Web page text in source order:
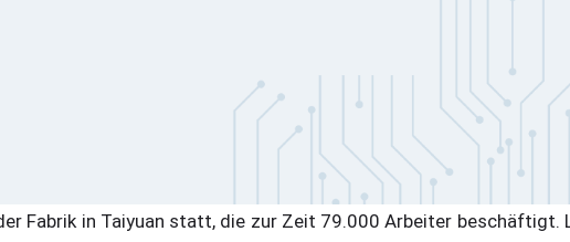
Fabrik in Taiyuan statt, die zur Zeit 79.000 Arbeiter beschäftigt.